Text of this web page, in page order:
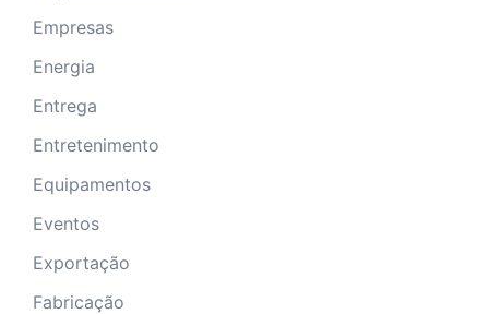
Empresas
Energia
Entrega
Entretenimento
Equipamentos
Eventos
Exportação
Fabricação